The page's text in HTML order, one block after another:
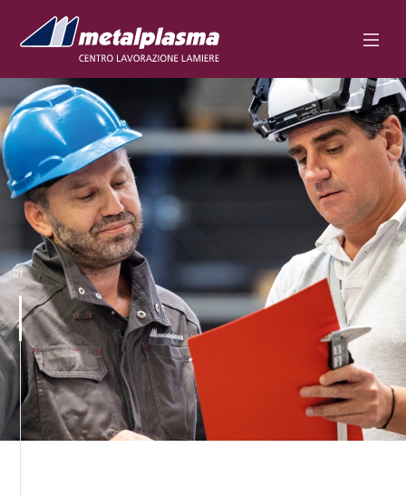
AZIENDA
LAVORAZIONI
SERVIZI
QUALITÀ
SOSTENIBILITÀ
DOWNLOAD
CONTATTI